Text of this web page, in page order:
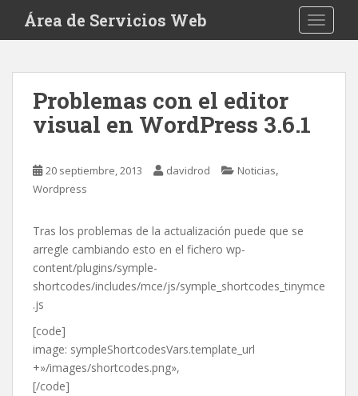
i
Área de Servicios Web
Problemas con el editor
visual en WordPress 3.6.1
20 septiembre, 2013 davidrod Noticias,
Wordpress
Tras los problemas de la actualización puede que se
arregle cambiando esto en el fichero wp-
content/plugins/symple-
shortcodes/includes/mce/js/symple_shortcodes_tinymce
.js
[code]
image: sympleShortcodesVars.template_url
+»/images/shortcodes.png»,
[/code]